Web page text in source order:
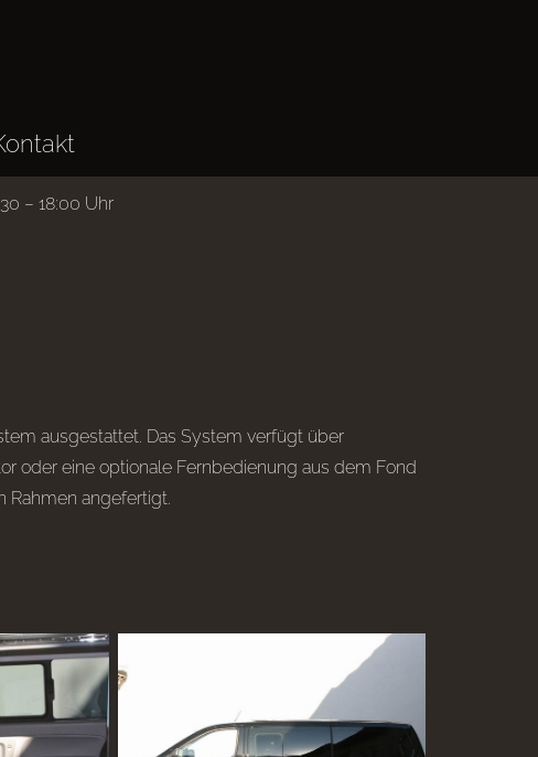
– 18:00 Uhr
ausgestattet. Das System verfügt über
oder eine optionale Fernbedienung aus dem Fond
Rahmen angefertigt.